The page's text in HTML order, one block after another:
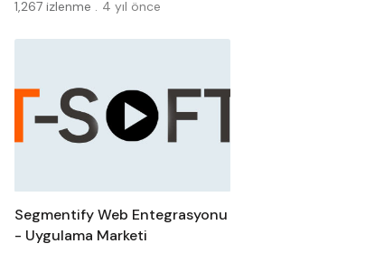
1,267 izlenme . 4 yıl önce
Segmentify Web Entegrasyonu
- Uygulama Marketi